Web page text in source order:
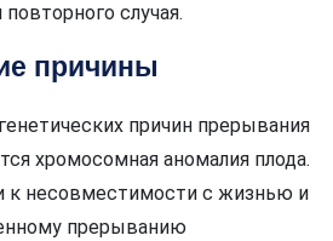
случая.
причины
причин прерывания
хромосомная аномалия плода.
к несовместимости с жизнью и
прерыванию